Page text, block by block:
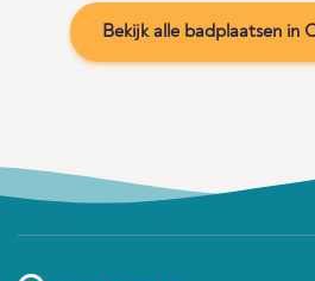
Bekijk alle badplaatsen in